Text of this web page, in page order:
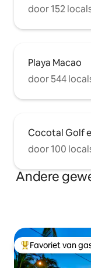
door 152
Playa Macao
door 544
Cocotal Golf
door 100
Andere
Topfavoriet van
Favoriet van